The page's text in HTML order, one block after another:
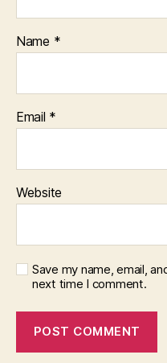
Name *
Email *
Website
Save my name, email,
next time I comment.